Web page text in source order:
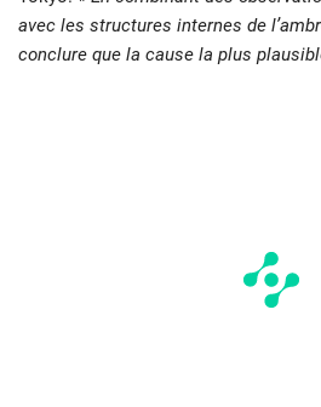
avec les structures internes de
conclure que la cause la plus